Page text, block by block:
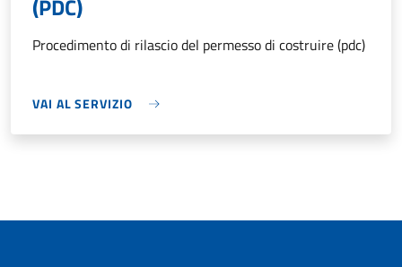
(PDC)
Procedimento di rilascio del permesso di costruire (pdc)
VAI AL SERVIZIO